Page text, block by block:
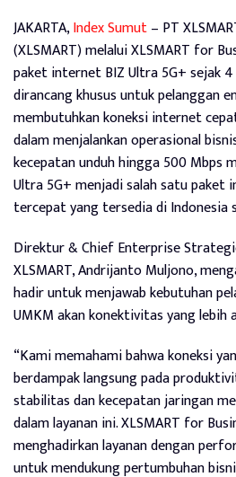
JAKARTA,Index Sumut– PT
(XLSMART) melalui XLSMART for
paket internet BIZ Ultra 5G+ sejak
dirancang khusus untuk pelanggan
membutuhkan koneksi internet
dalam menjalankan operasional
kecepatan unduh hingga 500 Mbps
Ultra 5G+ menjadi salah satu
tercepat yang tersedia di Indonesia
Direktur & Chief Enterprise
XLSMART, Andrijanto Muljono,
hadir untuk menjawab kebutuhan
UMKM akan konektivitas yang lebih
“Kami memahami bahwa koneksi
berdampak langsung pada
stabilitas dan kecepatan jaringan
dalam layanan ini. XLSMART for
menghadirkan layanan dengan
untuk mendukung pertumbuhan